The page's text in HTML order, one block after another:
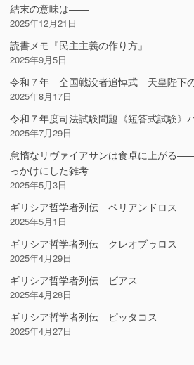
結末の意味は――
2025年12月21日
読書メモ『民主主義の作り方』
2025年9月5日
令和７年 全国戦没者追悼式 天皇陛下
2025年8月17日
令和７年度司法試験問題《短答式試験
2025年7月29日
怠惰なリヴァイアサンは食卓に上がる
っかけにした雑考
2025年5月3日
ギリシア哲学者列伝 ペリアンドロス
2025年5月1日
ギリシア哲学者列伝 クレオブゥロス
2025年4月29日
ギリシア哲学者列伝 ビアス
2025年4月28日
ギリシア哲学者列伝 ピッタコス
2025年4月27日